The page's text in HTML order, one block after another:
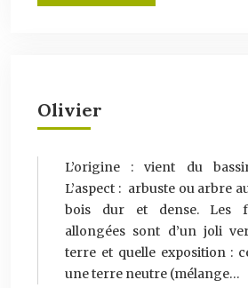
Olivier
L’origine : vient du
L’aspect : arbuste ou arbre
bois dur et dense. Les
allongées sont d’un joli
terre et quelle exposition :
une terre neutre (mélange…